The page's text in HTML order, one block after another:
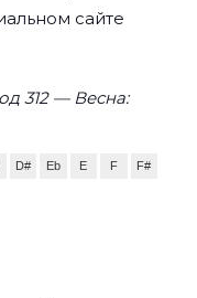
сайте
312 — Весна:
D# Eb E F F#